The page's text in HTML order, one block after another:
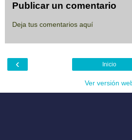
Publicar un comentario
Deja tus comentarios aquí
‹ Inicio
Ver versión